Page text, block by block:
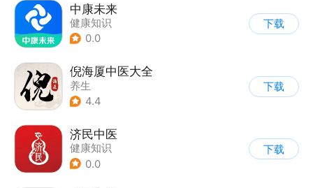
中康未来
健康知识
0.0
下载
倪海厦中医大全
养生
4.4
下载
济民中医
健康知识
0.0
下载